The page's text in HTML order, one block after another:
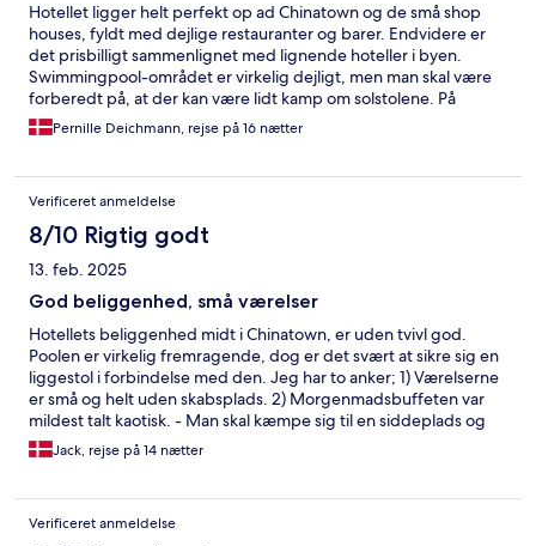
Hotellet ligger helt perfekt op ad Chinatown og de små shop
houses, fyldt med dejlige restauranter og barer. Endvidere er
det prisbilligt sammenlignet med lignende hoteller i byen.
Swimmingpool-området er virkelig dejligt, men man skal være
forberedt på, at der kan være lidt kamp om solstolene. På
minussiden, synes jeg at standardværelserne er ret små,
specielt hvis man opholder sig der i længere tid. -Endvidere
Pernille Deichmann, rejse på 16 nætter
Verificeret anmeldelse
8/10 Rigtig godt
13. feb. 2025
God beliggenhed, små værelser
Hotellets beliggenhed midt i Chinatown, er uden tvivl god.
Poolen er virkelig fremragende, dog er det svært at sikre sig en
liggestol i forbindelse med den. Jeg har to anker; 1) Værelserne
er små og helt uden skabsplads. 2) Morgenmadsbuffeten var
mildest talt kaotisk. - Man skal kæmpe sig til en siddeplads og
når det endelig lykkes, skal man på jagt efter mad, som er
spredt over mange forskellige borde. - Er man endvidere ikke til
kylling i, så er udvalget ikke kæmpe stort.
Jack, rejse på 14 nætter
Verificeret anmeldelse